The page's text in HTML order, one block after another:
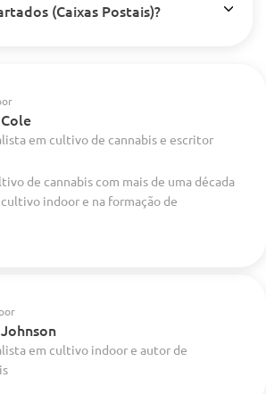
(Caixas Postais)?
em cultivo de cannabis e escritor
de cannabis com mais de uma década
indoor e na formação de
em cultivo indoor e autor de